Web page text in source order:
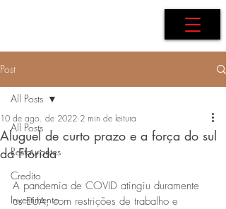
Post
All Posts
Restaurantes
Credito
Investimento
All Posts
Aluguel de curto prazo e a força do sul
da Flórida
10 de ago. de 2022 2 min de leitura
A pandemia de COVID atingiu duramente
os EUA, com restrições de trabalho e